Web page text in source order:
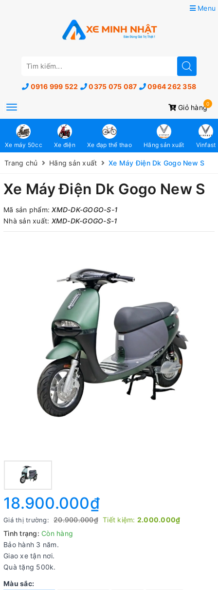
Menu
0916 999 522 0375 075 087 0964 262 358
Giỏ hàng0
Toggle
navigation
Xe máy 50cc Xe điện Xe đạp thể thao Hãng sản xuất Vinfast
Trang chủ Hãng sản xuất Xe Máy Điện Dk Gogo New S
Xe Máy Điện Dk Gogo New S
Mã sản phẩm:XMD-DK-GOGO-S-1
Nhà sản xuất: XMD-DK-GOGO-S-1
18.900.000₫
Giá thị trường: 20.900.000₫ Tiết kiệm: 2.000.000₫
Tình trạng: Còn hàng
Bảo hành 3 năm.
Giao xe tận nơi.
Quà tặng 500k.
Màu sắc: